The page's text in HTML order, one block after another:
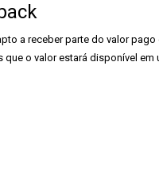
a receber parte do valor
que o valor estará disponível